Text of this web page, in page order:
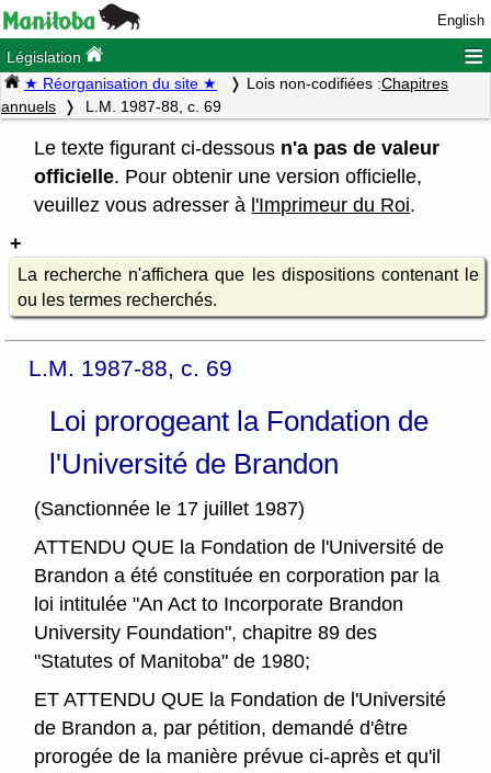
English
Législation ≡
★ Réorganisation du site ★ Lois non-codifiées :Chapitres
annuels
L.M. 1987-88, c. 69
Le texte figurant ci-dessous n'a pas de valeur
officielle. Pour obtenir une version officielle,
veuillez vous adresser à l'Imprimeur du Roi.
La recherche n'affichera que les dispositions contenant le
ou les termes recherchés.
L.M. 1987-88, c. 69
Loi prorogeant la Fondation de
l'Université de Brandon
(Sanctionnée le 17 juillet 1987)
ATTENDU QUE la Fondation de l'Université de
Brandon a été constituée en corporation par la
loi intitulée "An Act to Incorporate Brandon
University Foundation", chapitre 89 des
"Statutes of Manitoba" de 1980;
ET ATTENDU QUE la Fondation de l'Université
de Brandon a, par pétition, demandé d'être
prorogée de la manière prévue ci-après et qu'il